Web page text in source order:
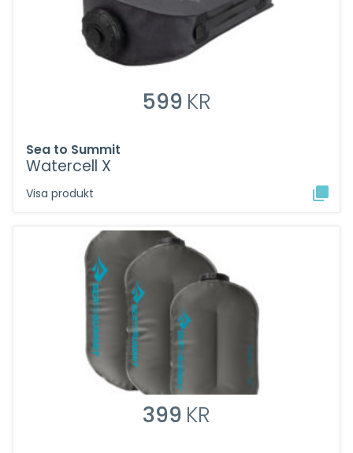
599 KR
Sea to Summit
Watercell X
Visa produkt
399 KR